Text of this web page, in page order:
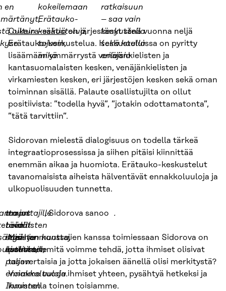
en
oikein
kokeilemaan
Erätauko-
keskustelua,
tajusin,
mikä
ratkaisuun
– saa vain
keskustella
sekä kuulla
erilaisia
.
Cultura-säätiöon järjestänyt tänä vuonna neljä
Erätauko-keskustelua. Keskusteluissa on pyritty
lisäämään ymmärrystä venäjänkielisten ja
kantasuomalaisten kesken, venäjänkielisten ja
virkamiesten kesken, eri järjestöjen kesken sekä oman
toiminnan sisällä. Palaute osallistujilta on ollut
positiivista: ”todella hyvä”, ”jotakin odottamatonta”,
”tätä tarvittiin”.
Sidorovan mielestä dialogisuus on todella tärkeä
integraatioprosessissa ja siihen pitäisi kiinnittää
enemmän aikaa ja huomiota. Erätauko-keskustelut
tavanomaisista aiheista hälventävät ennakkoluuloja ja
ulkopuolisuuden tunnetta.
työ- ja
tta jos
heidät
saisi
keskustele
maan
tavallisten
ihmisten kanssa,
ei olisi niin
paljon
ennakkoluuloja.
Ihmisten
, Sidorova sanoo .
Maahanmuuttajien kanssa toimiessaan Sidorova on
pohtinut, mitä voimme tehdä, jotta ihmiset olisivat
tasavertaisia ja jotta jokaisen äänellä olisi merkitystä?
Voimme tuoda ihmiset yhteen, pysähtyä hetkeksi ja
kuunnella toinen toisiamme.